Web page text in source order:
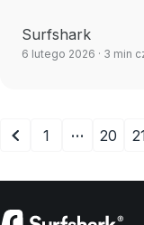
Surfshark
6 lutego 2026 · 3 min
1 … 20